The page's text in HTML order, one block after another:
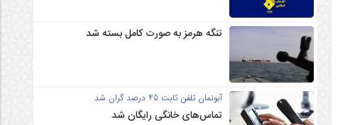
تنگه هرمز به صورت کامل بسته شد
آبونمان تلفن ثابت 45 درصد گران شد
تماس‌های خانگی رایگان شد